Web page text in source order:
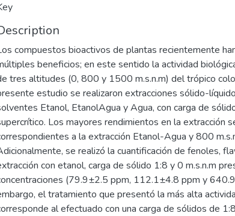
compuestos bioactivos de plantas recientemente
beneficios; en este sentido la actividad
tres altitudes (0, 800 y 1500 m.s.n.m) del trópico
estudio se realizaron extracciones sólido-
Etanol, EtanolAgua y Agua, con carga de
Los mayores rendimientos en la extracción
a la extracción Etanol-Agua y 800
se realizó la cuantificación de fenoles,
con etanol, carga de sólido 1:8 y 0 m.s.n.m
(79.9±2.5 ppm, 112.1±4.8 ppm y
el tratamiento que presentó la más alta
al efectuado con una carga de sólidos de